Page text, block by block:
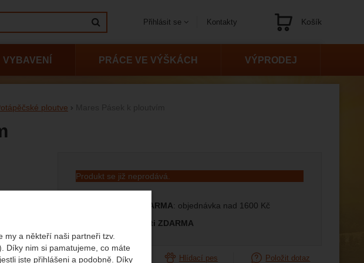
my a někteří naši partneři tzv.
Díky nim si pamatujeme, co máte
jste přihlášeni a podobně. Díky
ploutve
Produkt se již neprodává.
Doprava ČR ZDARMA: objednávka nad 1600 Kč
Výměna velikosti ZDARMA
Porovnat Hlídací pes Položit dotaz
VYBAVENÍ PRÁCE VE VÝŠKÁCH VÝPRODEJ
Kontakty
Přihlásit se Košík